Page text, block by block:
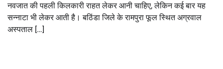
नवजात की पहली किलकारी राहत लेकर आनी चाहिए, लेकिन कई बार यह
सन्नाटा भी लेकर आती है। बठिंडा जिले के रामपुरा फूल स्थित अग्रवाल
अस्पताल […]